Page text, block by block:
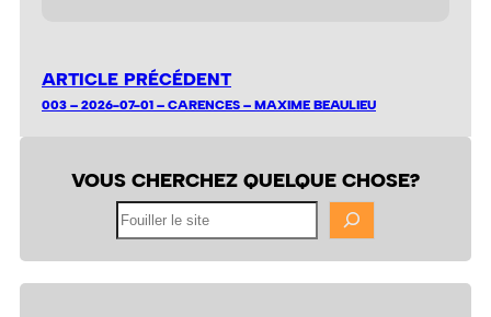
ARTICLE PRÉCÉDENT
003 – 2026-07-01 – CARENCES – MAXIME BEAULIEU
VOUS CHERCHEZ QUELQUE CHOSE?